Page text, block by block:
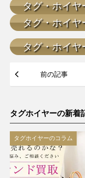
タグ・ホイヤ
タグ・ホイヤ
タグ・ホイヤ
前の記事
タグホイヤーの新着
タグホイヤーのコラム